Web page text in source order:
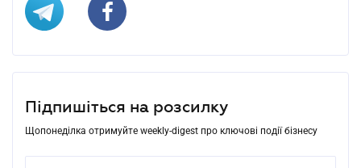
Підпишіться на розсилку
Щопонеділка отримуйте weekly-digest про ключові події бізнесу